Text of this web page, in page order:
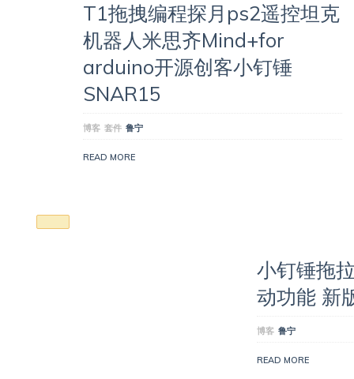
T1拖拽编程探月ps2遥控坦克
机器人米思齐Mind+for
arduino开源创客小钉锤
SNAR15
博客 套件 鲁宁
READ MORE
小钉锤拖
动功能 新
博客 鲁宁
READ MORE